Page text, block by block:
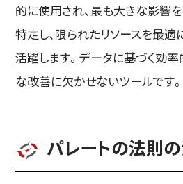
的に使用され、最も大きな影響
特定し、限られたリソースを最
活躍します。データに基づく効
な改善に欠かせないツールです。
パレートの法則